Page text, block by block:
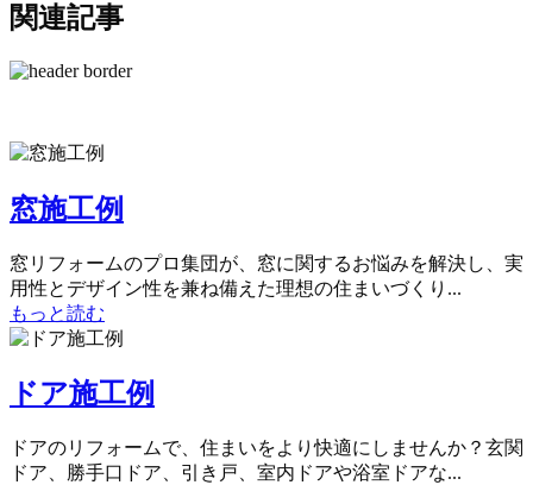
関連記事
窓施工例
窓リフォームのプロ集団が、窓に関するお悩みを解決し、実
用性とデザイン性を兼ね備えた理想の住まいづくり...
もっと読む
ドア施工例
ドアのリフォームで、住まいをより快適にしませんか？玄関
ドア、勝手口ドア、引き戸、室内ドアや浴室ドアな...